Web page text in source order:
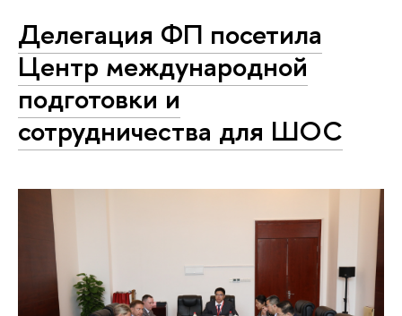
Делегация ФП посетила
Центр международной
подготовки и
сотрудничества для ШОС